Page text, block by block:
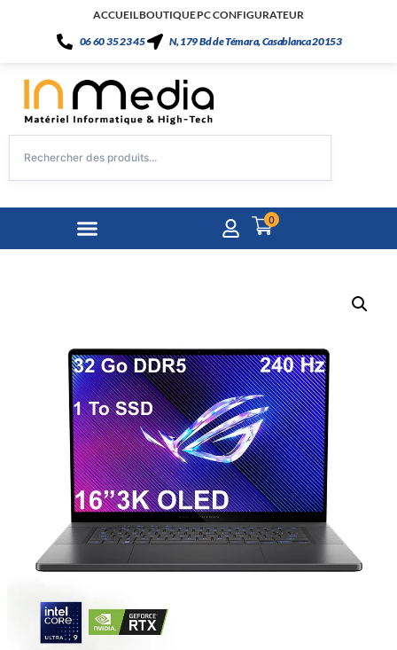
ACCUEILBOUTIQUEPC CONFIGURATEUR
06 60 35 23 45
N, 179 Bd de Témara, Casablanca 20153
0